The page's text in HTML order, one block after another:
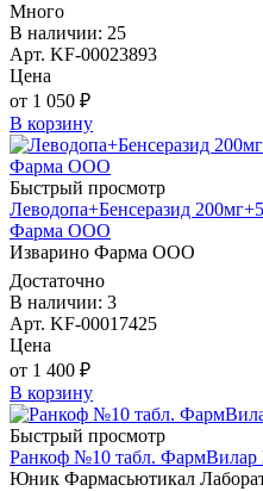
Много
В наличии: 25
Арт. KF-00023893
Цена
от 1 050 ₽
В корзину
Быстрый просмотр
Леводопа+Бенсеразид
Фарма ООО
Изварино Фарма ООО
Достаточно
В наличии: 3
Арт. KF-00017425
Цена
от 1 400 ₽
В корзину
Быстрый просмотр
Ранкоф №10 табл.
Юник Фармасьютикал